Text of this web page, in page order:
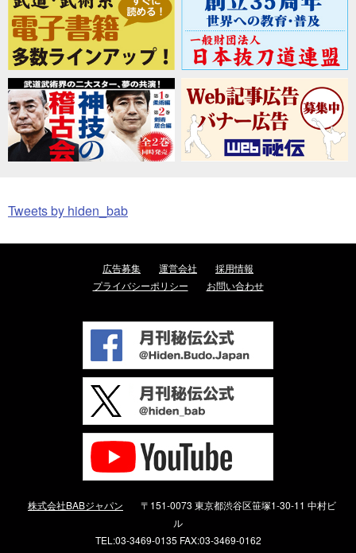
Tweets by hiden_bab
広告募集 運営会社
採用情報
プライバシーポリシー
お問い合わせ
株式会社BABジャパン
〒151-0073 東京都渋谷区笹塚1-30-11 中村ビ
ル
TEL:03-3469-0135 FAX:03-3469-0162